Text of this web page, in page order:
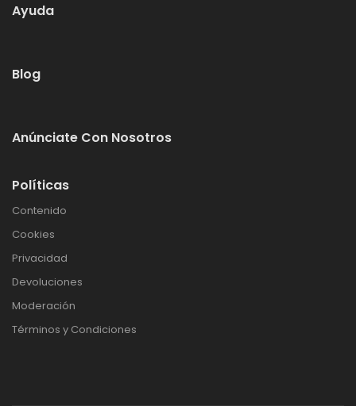
Ayuda
Blog
Anúnciate Con Nosotros
Políticas
Contenido
Cookies
Privacidad
Devoluciones
Moderación
Términos y Condiciones